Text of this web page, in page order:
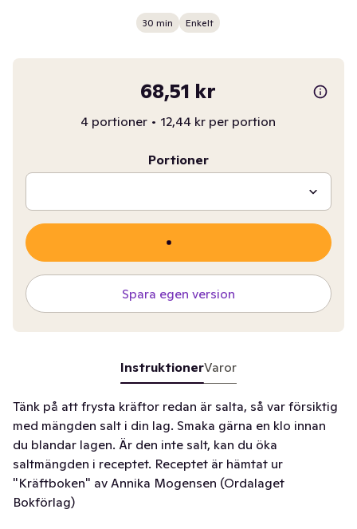
30 min Enkelt
68,51 kr
4 portioner • 12,44 kr per portion
Portioner
Spara egen version
InstruktionerVaror
Tänk på att frysta kräftor redan är salta, så var försiktig
med mängden salt i din lag. Smaka gärna en klo innan
du blandar lagen. Är den inte salt, kan du öka
saltmängden i receptet. Receptet är hämtat ur
"Kräftboken" av Annika Mogensen (Ordalaget
Bokförlag)